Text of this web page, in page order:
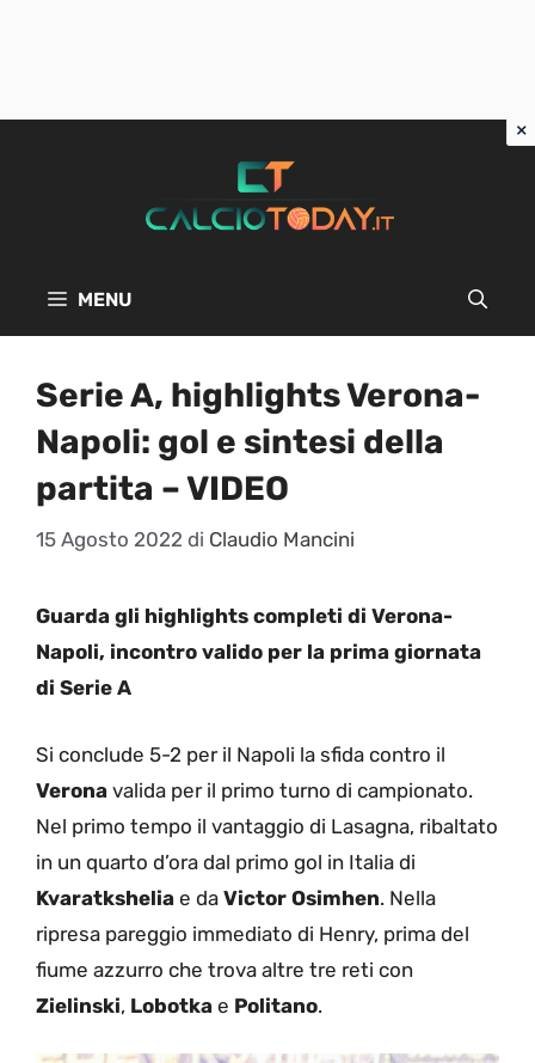
MENU
Serie A, highlights Verona-
Napoli: gol e sintesi della
partita – VIDEO
15 Agosto 2022 di Claudio Mancini
Guarda gli highlights completi di Verona-
Napoli, incontro valido per la prima giornata
di Serie A
Si conclude 5-2 per il Napoli la sfida contro il
Verona valida per il primo turno di campionato.
Nel primo tempo il vantaggio di Lasagna, ribaltato
in un quarto d’ora dal primo gol in Italia di
Kvaratkshelia e da Victor Osimhen. Nella
ripresa pareggio immediato di Henry, prima del
fiume azzurro che trova altre tre reti con
Zielinski, Lobotka e Politano.